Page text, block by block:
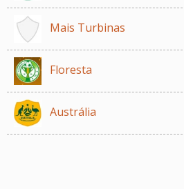
Mais Turbinas
Floresta
Austrália